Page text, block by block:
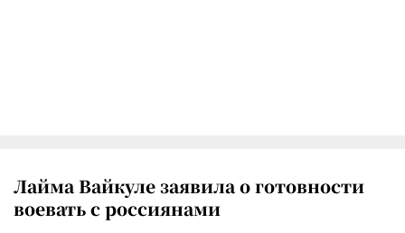
Лайма Вайкуле заявила о готовности
воевать с россиянами